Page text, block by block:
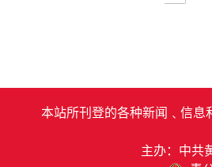
本站所刊登的各种新闻﹑信息
主办：中共